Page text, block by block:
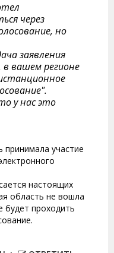
через
но
заявления
вашем регионе
у нас это
принимала участие
настоящих
область не вошла
будет проходить